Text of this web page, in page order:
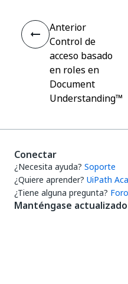
Anterior
Control de
acceso basado
en roles en
Document
Understanding™
Conectar
¿Necesita ayuda? Soporte
¿Quiere aprender? UiPath
¿Tiene alguna pregunta?
Manténgase actualizado